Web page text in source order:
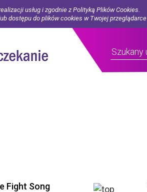
usług i zgodnie z Polityką Plików Cookies.
dostępu do plików cookies w Twojej przeglądarce
Fight Song